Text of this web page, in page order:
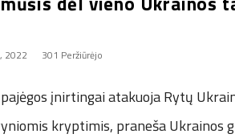
2022 301 Peržiūrėjo
įnirtingai atakuoja Rytų
kryptimis, praneša Ukrainos